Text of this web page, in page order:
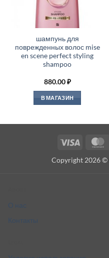
шампунь для
поврежденных волос mise
en scene perfect styling
shampoo
880.00₽
В МАГАЗИН
Visa
Copyright 2026 ©
О нас
Контакты